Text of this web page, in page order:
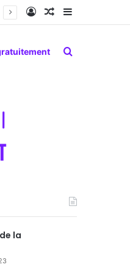
Connexion
Article Aléatoire
Sidebar
Rechercher
la